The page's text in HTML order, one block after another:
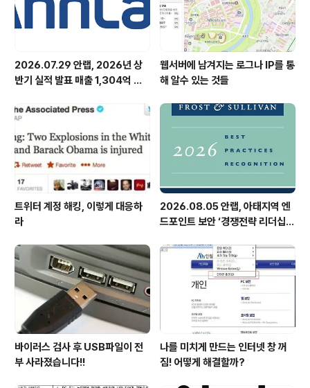
인을 실시한다. 글..
2026.07.29 안랩, 2026년 상
반기 실적 발표 매출 1,304억 원,
웹서버에 남겨지는 로그나 IP를 통
해 알수 있는 것들
트위터 계정 해킹, 이렇게 대응하
라
2026.08.05 안랩, 아태지역 엔
드포인트 보안 ‘경쟁전략 리더십’
바이러스 검사 후 USB파일이 전
부 사라졌습니다!!
나를 미치게 만드는 인터넷 창 꺼
짐! 어떻게 해결할까?